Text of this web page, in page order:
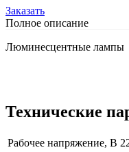
Заказать
Полное описание
Люминесцентные лампы
Технические
Рабочее напряжение, В